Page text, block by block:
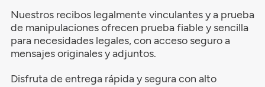
Nuestros recibos legalmente vinculantes y a prueba
de manipulaciones ofrecen prueba fiable y sencilla
para necesidades legales, con acceso seguro a
mensajes originales y adjuntos.
Disfruta de entrega rápida y segura con alto